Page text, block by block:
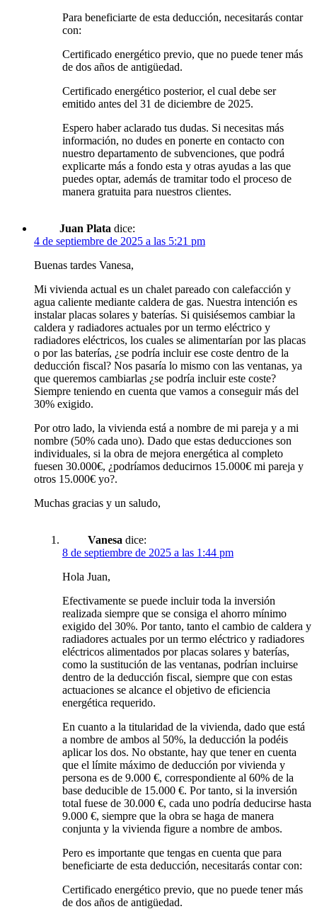
Para beneficiarte de esta deducción, necesitarás contar
con:
Certificado energético previo, que no puede tener más
de dos años de antigüedad.
Certificado energético posterior, el cual debe ser
emitido antes del 31 de diciembre de 2025.
Espero haber aclarado tus dudas. Si necesitas más
información, no dudes en ponerte en contacto con
nuestro departamento de subvenciones, que podrá
explicarte más a fondo esta y otras ayudas a las que
puedes optar, además de tramitar todo el proceso de
manera gratuita para nuestros clientes.
Juan Plata dice:
4 de septiembre de 2025 a las 5:21 pm
Buenas tardes Vanesa,
Mi vivienda actual es un chalet pareado con calefacción y
agua caliente mediante caldera de gas. Nuestra intención es
instalar placas solares y baterías. Si quisiésemos cambiar la
caldera y radiadores actuales por un termo eléctrico y
radiadores eléctricos, los cuales se alimentarían por las placas
o por las baterías, ¿se podría incluir ese coste dentro de la
deducción fiscal? Nos pasaría lo mismo con las ventanas, ya
que queremos cambiarlas ¿se podría incluir este coste?
Siempre teniendo en cuenta que vamos a conseguir más del
30% exigido.
Por otro lado, la vivienda está a nombre de mi pareja y a mi
nombre (50% cada uno). Dado que estas deducciones son
individuales, si la obra de mejora energética al completo
fuesen 30.000€, ¿podríamos deducirnos 15.000€ mi pareja y
otros 15.000€ yo?.
Muchas gracias y un saludo,
Vanesa dice:
8 de septiembre de 2025 a las 1:44 pm
Hola Juan,
Efectivamente se puede incluir toda la inversión
realizada siempre que se consiga el ahorro mínimo
exigido del 30%. Por tanto, tanto el cambio de caldera y
radiadores actuales por un termo eléctrico y radiadores
eléctricos alimentados por placas solares y baterías,
como la sustitución de las ventanas, podrían incluirse
dentro de la deducción fiscal, siempre que con estas
actuaciones se alcance el objetivo de eficiencia
energética requerido.
En cuanto a la titularidad de la vivienda, dado que está
a nombre de ambos al 50%, la deducción la podéis
aplicar los dos. No obstante, hay que tener en cuenta
que el límite máximo de deducción por vivienda y
persona es de 9.000 €, correspondiente al 60% de la
base deducible de 15.000 €. Por tanto, si la inversión
total fuese de 30.000 €, cada uno podría deducirse hasta
9.000 €, siempre que la obra se haga de manera
conjunta y la vivienda figure a nombre de ambos.
Pero es importante que tengas en cuenta que para
beneficiarte de esta deducción, necesitarás contar con:
Certificado energético previo, que no puede tener más
de dos años de antigüedad.